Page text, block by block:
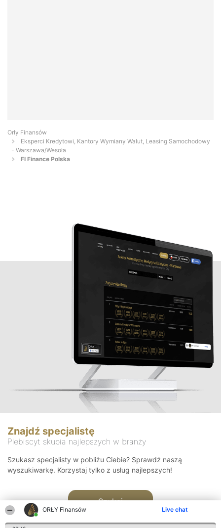
ORŁY Finansów Live chat
Orły Finansów
Eksperci Kredytowi, Kantory Wymiany Walut, Leasing Samochodowy
- Warszawa/Wesoła
FI Finance Polska
Znajdź specjalistę
Plebiscyt skupia najlepszych w branży
Szukasz specjalisty w pobliżu Ciebie? Sprawdź naszą
wyszukiwarkę. Korzystaj tylko z usług najlepszych!
Szukaj